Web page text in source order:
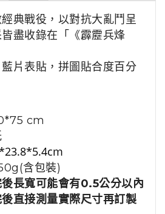
經典戰役，以對抗大亂鬥呈
盡收錄在「《霹靂兵烽
片表貼，拼圖貼合度百分
cm
含包裝)
長寬可能會有0.5公分以內
直接測量實際尺寸再訂製